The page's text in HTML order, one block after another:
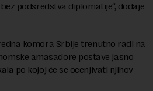
podsredstva diplomatije“, dodaje
komora Srbije trenutno radi na
amasadore postave jasno
po kojoj će se ocenjivati njihov